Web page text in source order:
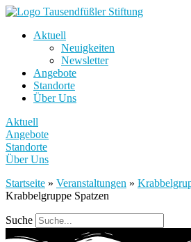
Aktuell
Neuigkeiten
Newsletter
Angebote
Standorte
Über Uns
Aktuell
Angebote
Standorte
Über Uns
Startseite » Veranstaltungen »
Krabbelgruppe Spatzen
Suche